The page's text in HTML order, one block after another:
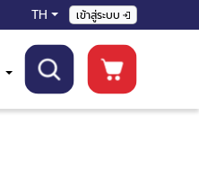
TH เข้าสู่ระบบ